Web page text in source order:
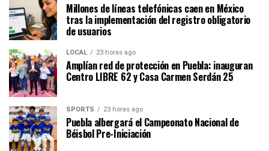
Millones de líneas telefónicas caen en México
tras la implementación del registro obligatorio
de usuarios
LOCAL 23 horas ago
Amplían red de protección en Puebla: inauguran
Centro LIBRE 62 y Casa Carmen Serdán 25
SPORTS 23 horas ago
Puebla albergará el Campeonato Nacional de
Béisbol Pre-Iniciación